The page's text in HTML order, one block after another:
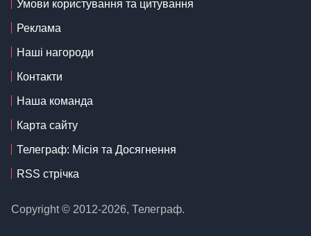
Умови користування та цитування
Реклама
Наші нагороди
Контакти
Наша команда
Карта сайту
Телеграф: Місія та Досягнення
RSS стрічка
Copyright © 2012-2026, Телеграф.